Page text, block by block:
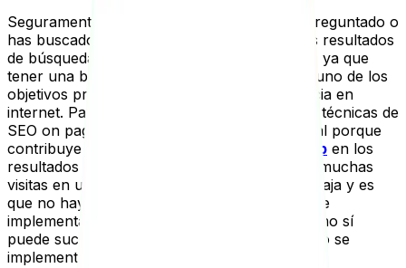
Seguramente, si tienes un sitio web, te has preguntado o
has buscado cómo aparecer en los primeros resultados
de búsqueda de un navegador como Google, ya que
tener una buena posición en buscadores es uno de los
objetivos principales cuando se tiene presencia en
internet. Para conseguirlo, se pueden aplicar técnicas de
SEO on page. El SEO On Page es fundamental porque
contribuye a mejorar el
posicionamiento web en los
resultados de Google, lo cual puede generar muchas
visitas en un sitio web. Además tiene una ventaja y es
que no hay riesgos de que las prácticas que se
implementan sean castigadas por Google, como sí
puede suceder con otras estrategias SEO si no se
implementan correctamente,